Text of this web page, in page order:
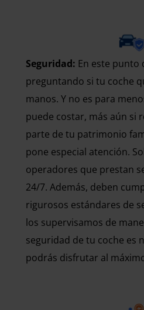
Seguridad: En este punto
preguntando si tu coche
manos. Y no es para
puede costar, más aún si
parte de tu patrimonio
pone especial atención.
operadores que prestan
24/7. Además, deben
rigurosos estándares de
los supervisamos de
seguridad de tu coche es
podrás disfrutar al